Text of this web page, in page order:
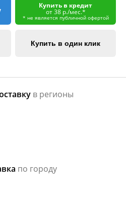
Купить в кредит
от 38 р./мес.*
* не является публичной офертой
Купить в один клик
в регионы
по городу